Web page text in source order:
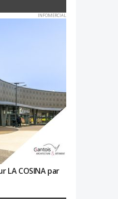
INFOMERCIAL
LA COSINA par